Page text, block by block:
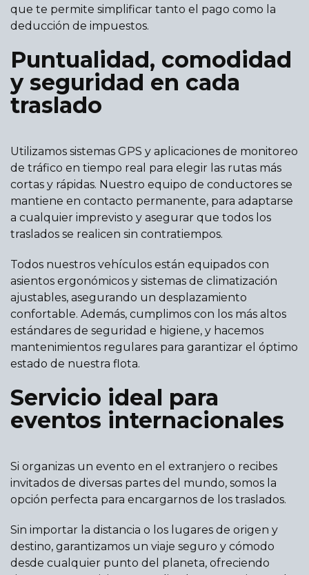
que te permite simplificar tanto el pago como la
deducción de impuestos.
Puntualidad, comodidad
y seguridad en cada
traslado
Utilizamos sistemas GPS y aplicaciones de monitoreo
de tráfico en tiempo real para elegir las rutas más
cortas y rápidas. Nuestro equipo de conductores se
mantiene en contacto permanente, para adaptarse
a cualquier imprevisto y asegurar que todos los
traslados se realicen sin contratiempos.
Todos nuestros vehículos están equipados con
asientos ergonómicos y sistemas de climatización
ajustables, asegurando un desplazamiento
confortable. Además, cumplimos con los más altos
estándares de seguridad e higiene, y hacemos
mantenimientos regulares para garantizar el óptimo
estado de nuestra flota.
Servicio ideal para
eventos internacionales
Si organizas un evento en el extranjero o recibes
invitados de diversas partes del mundo, somos la
opción perfecta para encargarnos de los traslados.
Sin importar la distancia o los lugares de origen y
destino, garantizamos un viaje seguro y cómodo
desde cualquier punto del planeta, ofreciendo